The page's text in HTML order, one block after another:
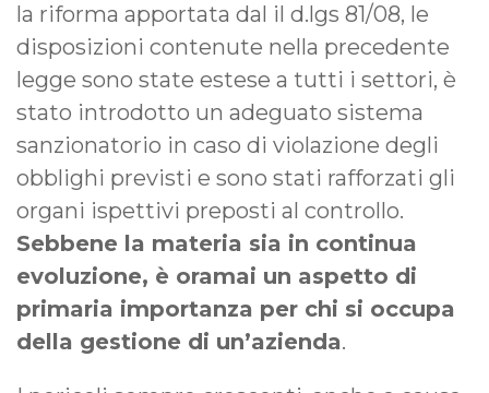
la riforma apportata dal il d.lgs 81/08, le
disposizioni contenute nella precedente
legge sono state estese a tutti i settori, è
stato introdotto un adeguato sistema
sanzionatorio in caso di violazione degli
obblighi previsti e sono stati rafforzati gli
organi ispettivi preposti al controllo.
Sebbene la materia sia in continua
evoluzione, è oramai un aspetto di
primaria importanza per chi si occupa
della gestione di un’azienda.